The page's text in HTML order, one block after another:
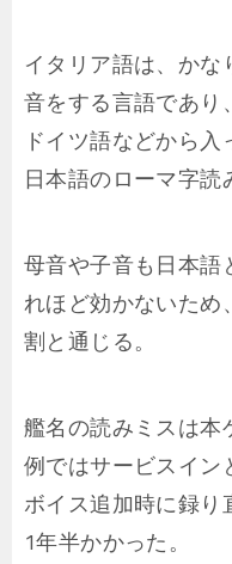
イタリア語は、か
音をする言語であ
ドイツ語などから
日本語のローマ字読
母音や子音も日本
れほど効かないため
割と通じる。
艦名の読みミスは
例ではサービスイン
ボイス追加時に録
1年半かかった。